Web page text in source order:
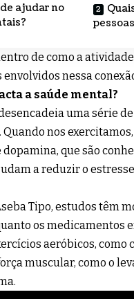
ajudar no
de como a
nessa
a saúde mental?
uma série
nos
que são
a reduzir o
Tipo, estudos têm
os medicamentos
aeróbicos,
muscular, como o